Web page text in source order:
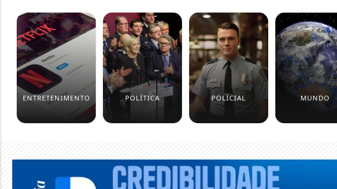
ENTRETENIMENTO POLÍTICA POLICIAL MUNDO